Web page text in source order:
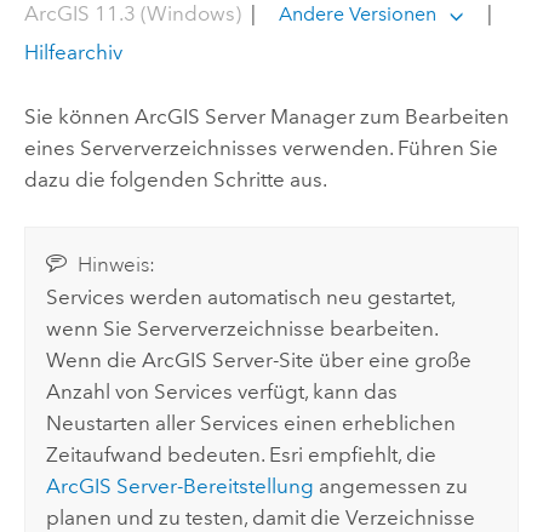
ArcGIS 11.3 (Windows)| Andere Versionen
|
Hilfearchiv
Sie können ArcGIS Server Managerzum Bearbeiten
eines Serververzeichnisses verwenden. Führen Sie
dazu die folgenden Schritte aus.
Hinweis:
Services werden automatisch neu gestartet,
wenn Sie Serververzeichnisse bearbeiten.
Wenn dieArcGIS Server-Site über eine große
Anzahl von Services verfügt, kann das
Neustarten aller Services einen erheblichen
Zeitaufwand bedeuten. Esri empfiehlt, die
ArcGIS Server-Bereitstellung angemessen zu
planen und zu testen, damit die Verzeichnisse